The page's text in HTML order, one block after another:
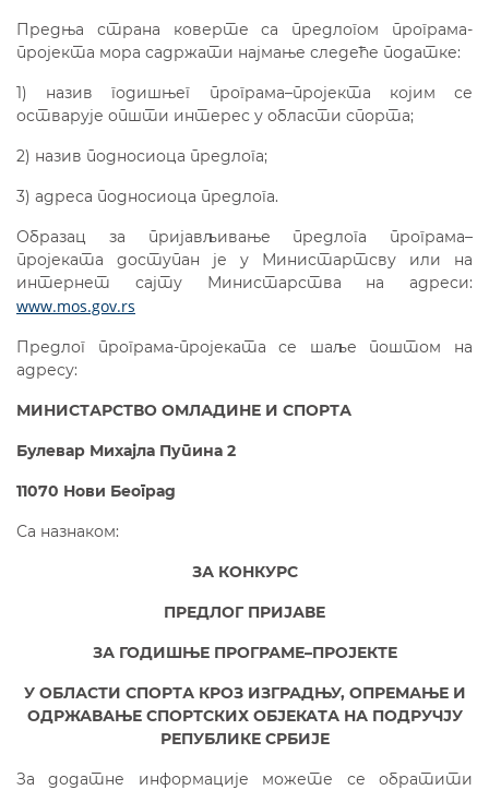
Предња страна коверте са предлогом програма-
пројекта мора садржати најмање следеће податке:
1) назив годишњег програма–пројекта којим се
остварује општи интерес у области спорта;
2) назив подносиоца предлога;
3) адреса подносиоца предлога.
Образац за пријављивање предлога програма–
пројеката доступан је у Министартсву или на
интернет сајту Министарства на адреси:
www.mos.gov.rs
Предлог програма-пројеката се шаље поштом на
адресу:
МИНИСТАРСТВО ОМЛАДИНЕ И СПОРТА
Булевар Михајла Пупина 2
11070 Нови Београд
Са назнаком:
ЗА КОНКУРС
ПРЕДЛОГ ПРИЈАВЕ
ЗА ГОДИШЊЕ ПРОГРАМЕ–ПРОЈЕКТЕ
У ОБЛАСТИ СПОРТА КРОЗ ИЗГРАДЊУ, ОПРЕМАЊЕ И
ОДРЖАВАЊЕ СПОРТСКИХ ОБЈЕКАТА НА ПОДРУЧЈУ
РЕПУБЛИКЕ СРБИЈЕ
За додатне информације можете се обратити